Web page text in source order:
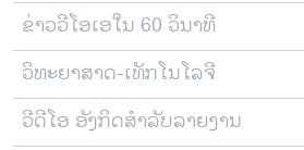
ພາສາຕ່າງໆ
ຂ່າວວີໂອເອໃນ 60 ວິນາທີ
ວິທະຍາສາດ-ເທັກໂນໂລຈີ
ວີດີໂອ ອັງກິດສຳລັບລາຍງານ